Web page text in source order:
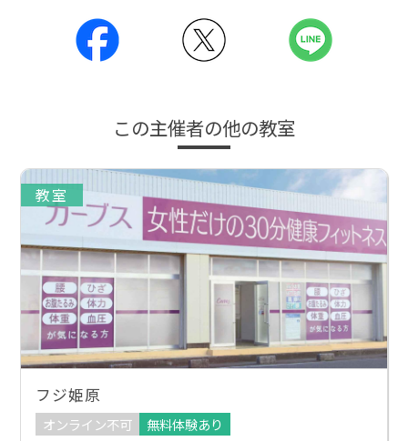
この主催者の他の教室
教室
フジ姫原
オンライン不可
無料体験あり